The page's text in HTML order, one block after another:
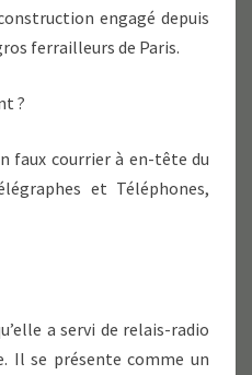
engagé depuis
ferrailleurs de Paris.
?
faux courrier à en-tête du
et Téléphones,
a servi de relais-radio
Il se présente comme un